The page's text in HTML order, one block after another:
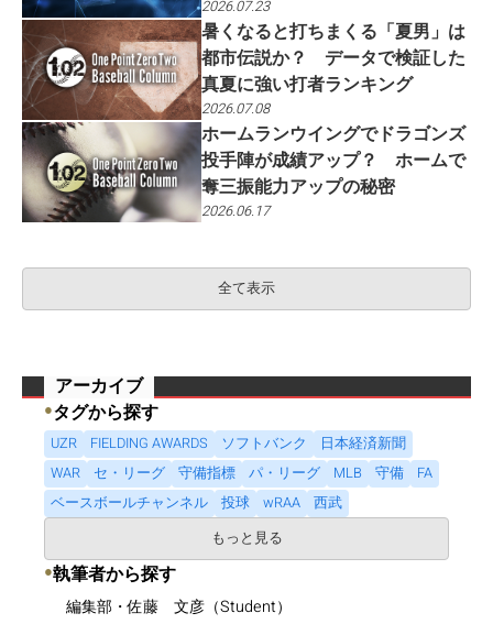
2026.07.23
暑くなると打ちまくる「夏男」は
都市伝説か？ データで検証した
真夏に強い打者ランキング
2026.07.08
ホームランウイングでドラゴンズ
投手陣が成績アップ？ ホームで
奪三振能力アップの秘密
2026.06.17
全て表示
アーカイブ
●タグから探す
UZR FIELDING AWARDS ソフトバンク
日本経済新聞
WAR
セ・リーグ 守備指標 パ・リーグ MLB 守備
FA
ベースボールチャンネル
投球 wRAA
西武
もっと見る
●執筆者から探す
編集部・佐藤 文彦（Student）